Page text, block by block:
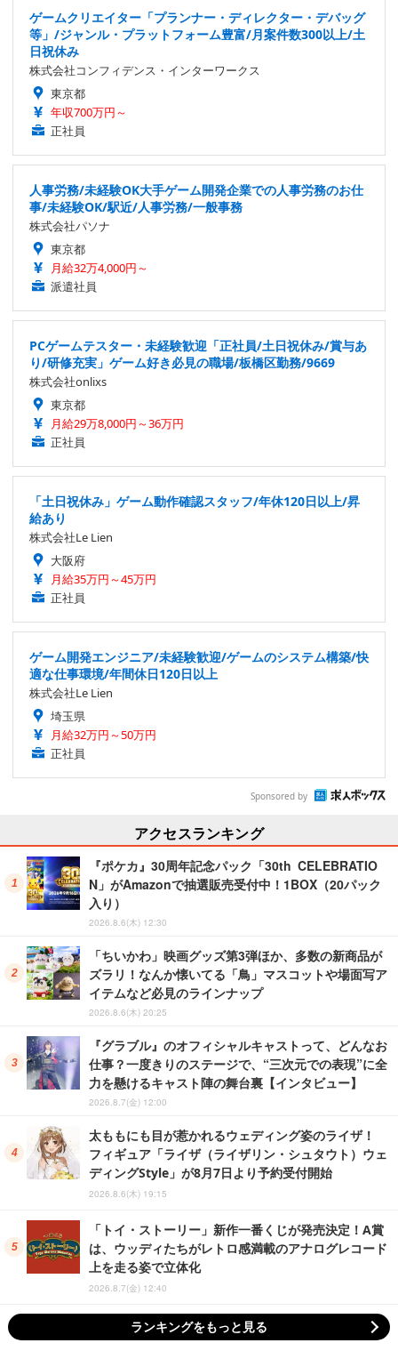
ゲームクリエイター「プランナー・ディレクター・デバッグ
等」/ジャンル・プラットフォーム豊富/月案件数300以上/土
日祝休み
株式会社コンフィデンス・インターワークス
東京都
年収700万円～
正社員
人事労務/未経験OK大手ゲーム開発企業での人事労務のお仕
事/未経験OK/駅近/人事労務/一般事務
株式会社パソナ
東京都
月給32万4,000円～
派遣社員
PCゲームテスター・未経験歓迎「正社員/土日祝休み/賞与あ
り/研修充実」ゲーム好き必見の職場/板橋区勤務/9669
株式会社onlixs
東京都
月給29万8,000円～36万円
正社員
「土日祝休み」ゲーム動作確認スタッフ/年休120日以上/昇
給あり
株式会社Le Lien
大阪府
月給35万円～45万円
正社員
ゲーム開発エンジニア/未経験歓迎/ゲームのシステム構築/快
適な仕事環境/年間休日120日以上
株式会社Le Lien
埼玉県
月給32万円～50万円
正社員
Sponsored by
アクセスランキング
『ポケカ』30周年記念パック「30th CELEBRATIO
N」がAmazonで抽選販売受付中！1BOX（20パック
入り）
2026.8.6(木) 12:30
「ちいかわ」映画グッズ第3弾ほか、多数の新商品が
ズラリ！なんか懐いてる「鳥」マスコットや場面写ア
イテムなど必見のラインナップ
2026.8.6(木) 20:25
『グラブル』のオフィシャルキャストって、どんなお
仕事？一度きりのステージで、“三次元での表現”に全
力を懸けるキャスト陣の舞台裏【インタビュー】
2026.8.7(金) 12:00
太ももにも目が惹かれるウェディング姿のライザ！
フィギュア「ライザ（ライザリン・シュタウト）ウェ
ディングStyle」が8月7日より予約受付開始
2026.8.6(木) 19:15
「トイ・ストーリー」新作一番くじが発売決定！A賞
は、ウッディたちがレトロ感満載のアナログレコード
上を走る姿で立体化
2026.8.7(金) 12:40
ランキングをもっと見る